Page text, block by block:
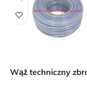
Wąż techniczny